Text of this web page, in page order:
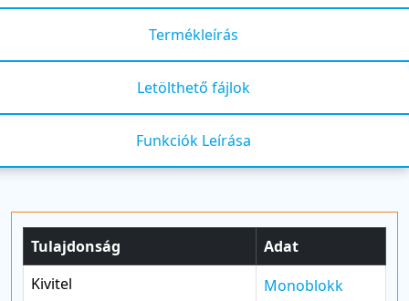
Termékleírás
Letölthető fájlok
Funkciók Leírása
Tulajdonság
Adat
Kivitel
Monoblokk